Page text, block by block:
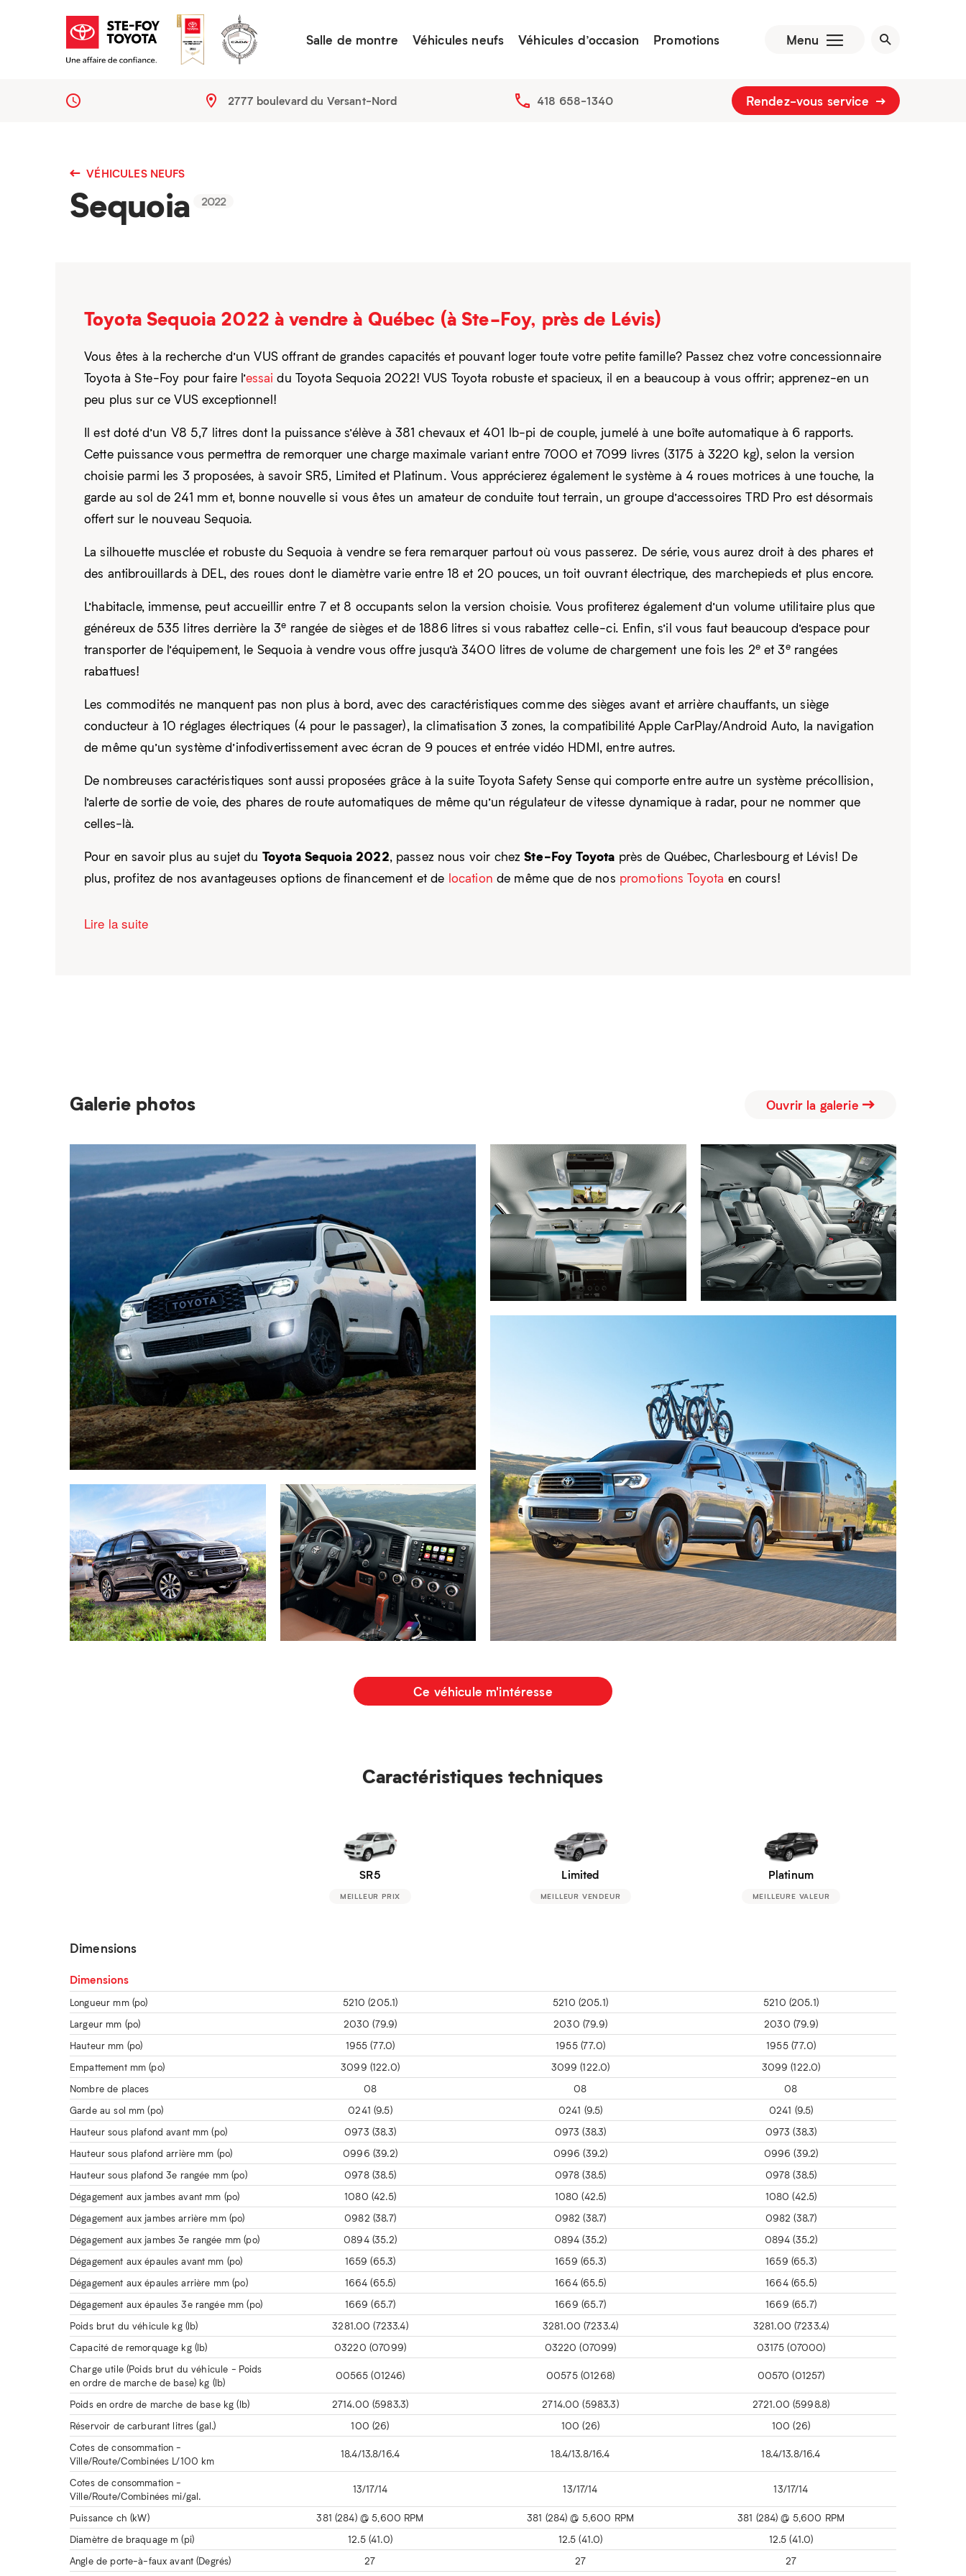
Salle de montre Véhicules neufs Véhicules d’occasion Promotions Menu
2777 boulevard du Versant-Nord 418 658-1340 Rendez-vous service
VÉHICULES NEUFS
Sequoia 2022
Toyota Sequoia 2022 à vendre à Québec (à Ste-Foy, près de Lévis)
Vous êtes à la recherche d’un VUS offrant de grandes capacités et pouvant loger toute votre petite famille? Passez chez votre concessionnaire
Toyota à Ste-Foy pour faire l’essai du Toyota Sequoia 2022! VUS Toyota robuste et spacieux, il en a beaucoup à vous offrir; apprenez-en un
peu plus sur ce VUS exceptionnel!
Il est doté d’un V8 5,7 litres dont la puissance s’élève à 381 chevaux et 401 lb-pi de couple, jumelé à une boîte automatique à 6 rapports.
Cette puissance vous permettra de remorquer une charge maximale variant entre 7000 et 7099 livres (3175 à 3220 kg), selon la version
choisie parmi les 3 proposées, à savoir SR5, Limited et Platinum. Vous apprécierez également le système à 4 roues motrices à une touche, la
garde au sol de 241 mm et, bonne nouvelle si vous êtes un amateur de conduite tout terrain, un groupe d’accessoires TRD Pro est désormais
offert sur le nouveau Sequoia.
La silhouette musclée et robuste du Sequoia à vendre se fera remarquer partout où vous passerez. De série, vous aurez droit à des phares et
des antibrouillards à DEL, des roues dont le diamètre varie entre 18 et 20 pouces, un toit ouvrant électrique, des marchepieds et plus encore.
L’habitacle, immense, peut accueillir entre 7 et 8 occupants selon la version choisie. Vous profiterez également d’un volume utilitaire plus que
généreux de 535 litres derrière la 3e rangée de sièges et de 1886 litres si vous rabattez celle-ci. Enfin, s’il vous faut beaucoup d’espace pour
transporter de l’équipement, le Sequoia à vendre vous offre jusqu’à 3400 litres de volume de chargement une fois les 2eet 3erangées
rabattues!
Les commodités ne manquent pas non plus à bord, avec des caractéristiques comme des sièges avant et arrière chauffants, un siège
conducteur à 10 réglages électriques (4 pour le passager), la climatisation 3 zones, la compatibilité Apple CarPlay/Android Auto, la navigation
de même qu’un système d’infodivertissement avec écran de 9 pouces et entrée vidéo HDMI, entre autres.
De nombreuses caractéristiques sont aussi proposées grâce à la suite Toyota Safety Sense qui comporte entre autre un système précollision,
l’alerte de sortie de voie, des phares de route automatiques de même qu’un régulateur de vitesse dynamique à radar, pour ne nommer que
celles-là.
Pour en savoir plus au sujet du Toyota Sequoia 2022, passez nous voir chezSte-Foy Toyota près de Québec, Charlesbourg et Lévis! De
plus, profitez de nos avantageuses options de financement et de location de même que de nos promotions Toyota en cours!
Lire la suite
Galerie photos Ouvrir la galerie
Ce véhicule m'intéresse
Caractéristiques techniques
SR5
MEILLEUR PRIX
Limited
MEILLEUR VENDEUR
Platinum
MEILLEURE VALEUR
Dimensions
Dimensions
Longueur mm (po) 5210 (205.1) 5210 (205.1)
5210 (205.1)
Largeur mm (po)
2030 (79.9) 2030 (79.9)
2030 (79.9)
Hauteur mm (po)
1955 (77.0) 1955 (77.0)
1955 (77.0)
Empattement mm (po)
3099 (122.0) 3099 (122.0)
3099 (122.0)
Nombre de places
08 08
08
Garde au sol mm (po)
0241 (9.5) 0241 (9.5)
0241 (9.5)
Hauteur sous plafond avant mm (po)
0973 (38.3) 0973 (38.3)
0973 (38.3)
Hauteur sous plafond arrière mm (po)
0996 (39.2) 0996 (39.2)
0996 (39.2)
Hauteur sous plafond 3e rangée mm (po)
0978 (38.5) 0978 (38.5)
0978 (38.5)
Dégagement aux jambes avant mm (po)
1080 (42.5) 1080 (42.5)
1080 (42.5)
Dégagement aux jambes arrière mm (po)
0982 (38.7) 0982 (38.7)
0982 (38.7)
Dégagement aux jambes 3e rangée mm (po)
0894 (35.2) 0894 (35.2)
0894 (35.2)
Dégagement aux épaules avant mm (po)
1659 (65.3) 1659 (65.3)
1659 (65.3)
Dégagement aux épaules arrière mm (po)
1664 (65.5) 1664 (65.5)
1664 (65.5)
Dégagement aux épaules 3e rangée mm (po)
1669 (65.7) 1669 (65.7)
1669 (65.7)
Poids brut du véhicule kg (lb)
3281.00 (7233.4) 3281.00 (7233.4)
3281.00 (7233.4)
Capacité de remorquage kg (lb)
03220 (07099) 03220 (07099)
03175 (07000)
Charge utile (Poids brut du véhicule - Poids
en ordre de marche de base) kg (lb)
00565 (01246) 00575 (01268) 00570 (01257)
Poids en ordre de marche de base kg (lb) 2714.00 (5983.3) 2714.00 (5983.3)
2721.00 (5998.8)
Réservoir de carburant litres (gal.)
100 (26) 100 (26)
100 (26)
Cotes de consommation -
Ville/Route/Combinées L/100 km
18.4/13.8/16.4 18.4/13.8/16.4 18.4/13.8/16.4
Cotes de consommation -
Ville/Route/Combinées mi/gal.
13/17/14 13/17/14 13/17/14
Puissance ch (kW) 381 (284) @ 5,600 RPM 381 (284) @ 5,600 RPM
381 (284) @ 5,600 RPM
Diamètre de braquage m (pi)
12.5 (41.0) 12.5 (41.0)
12.5 (41.0)
Angle de porte-à-faux avant (Degrés)
27 27 27